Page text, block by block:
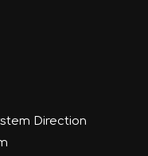
Direction